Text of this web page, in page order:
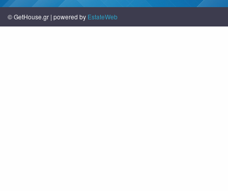
© GetHouse.gr | powered by EstateWeb